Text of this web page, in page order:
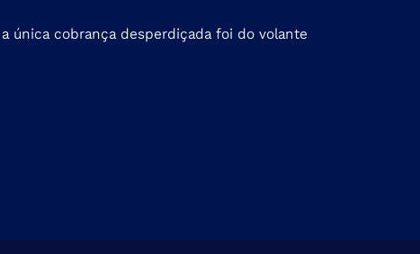
única cobrança desperdiçada foi do volante